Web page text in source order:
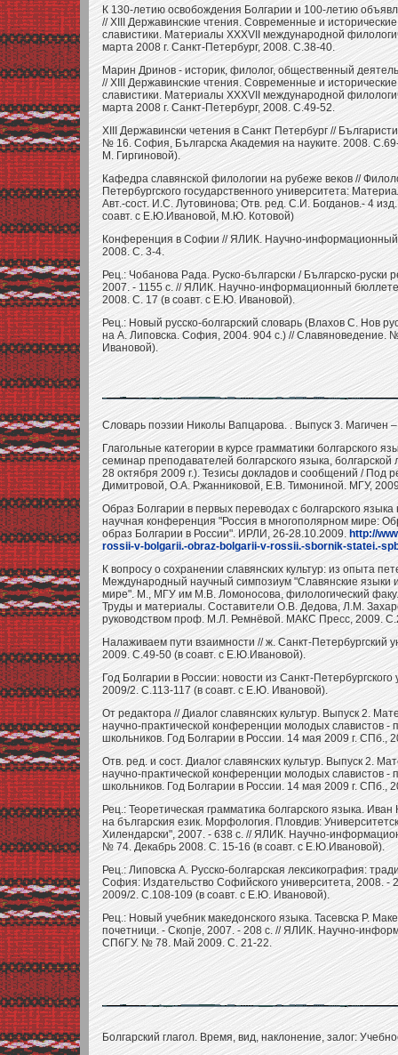
К 130-летию освобождения Болгарии и 100-летию
// XIII Державинские чтения. Современные и
славистики. Материалы XXXVII международной
марта 2008 г. Санкт-Петербург, 2008. С.38-40.
Марин Дринов - историк, филолог, общественный
// XIII Державинские чтения. Современные и
славистики. Материалы XXXVII международной
марта 2008 г. Санкт-Петербург, 2008. С.49-52.
ХIII Державински четения в Санкт Петербург //
№ 16. София, Българска Академия на науките. 2008. С.69-
М. Гиргиновой).
Кафедра славянской филологии на рубеже веков //
Петербургского государственного университета:
Авт.-сост. И.С. Лутовинова; Отв. ред. С.И. Богданов.- 4
соавт. с Е.Ю.Ивановой, М.Ю. Котовой)
Конференция в Софии // ЯЛИК. Научно-
2008. С. 3-4.
Рец.: Чобанова Рада. Руско-български / Българско-
2007. - 1155 с. // ЯЛИК. Научно-информационный
2008. С. 17 (в соавт. с Е.Ю. Ивановой).
Рец.: Новый русско-болгарский словарь (Влахов С. Нов
на А. Липовска. София, 2004. 904 с.) // Славяноведение.
Ивановой).
Словарь поэзии Николы Вапцарова. . Выпуск 3. Магичен
Глагольные категории в курсе грамматики болгарского
семинар преподавателей болгарского языка, болгарской
28 октября 2009 г.). Тезисы докладов и сообщений / Под
Димитровой, О.А. Ржанниковой, Е.В. Тимониной. МГУ,
Образ Болгарии в первых переводах с болгарского
научная конференция "Россия в многополярном мире:
образ Болгарии в России". ИРЛИ, 26-28.10.2009. http://
rossii-v-bolgarii.-obraz-bolgarii-v-rossii.-sbornik-statei.-
К вопросу о сохранении славянских культур: из опыта
Международный научный симпозиум "Славянские языки
мире". М., МГУ им М.В. Ломоносова, филологический
Труды и материалы. Составители О.В. Дедова, Л.М.
руководством проф. М.Л. Ремнёвой. МАКС Пресс, 2009.
Налаживаем пути взаимности // ж. Санкт-Петербургский
2009. С.49-50 (в соавт. с Е.Ю.Ивановой).
Год Болгарии в России: новости из Санкт-
2009/2. С.113-117 (в соавт. с Е.Ю. Ивановой).
От редактора // Диалог славянских культур. Выпуск 2.
научно-практической конференции молодых славистов -
школьников. Год Болгарии в России. 14 мая 2009 г. СПб.,
Отв. ред. и сост. Диалог славянских культур. Выпуск 2.
научно-практической конференции молодых славистов -
школьников. Год Болгарии в России. 14 мая 2009 г. СПб.,
Рец.: Теоретическая грамматика болгарского языка.
на българския език. Морфология. Пловдив:
Хилендарски", 2007. - 638 с. // ЯЛИК. Научно-
№ 74. Декабрь 2008. С. 15-16 (в соавт. с Е.Ю.Ивановой).
Рец.: Липовска А. Русско-болгарская лексикография:
София: Издательство Софийского университета, 2008. -
2009/2. С.108-109 (в соавт. с Е.Ю. Ивановой).
Рец.: Новый учебник македонского языка. Тасевска Р.
почетници. - Скопје, 2007. - 208 с. // ЯЛИК. Научно-
СПбГУ. № 78. Май 2009. С. 21-22.
Болгарский глагол. Время, вид, наклонение, залог: